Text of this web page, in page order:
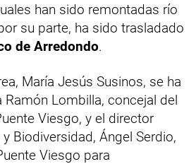
han sido remontadas río
su parte, ha sido trasladado
de Arredondo.
María Jesús Susinos, se ha
Lombilla, concejal del
Viesgo, y el director
Biodiversidad, Ángel Serdio,
Viesgo para